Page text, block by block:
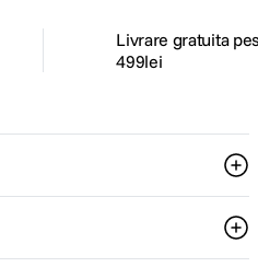
Livrare gratuita
499lei